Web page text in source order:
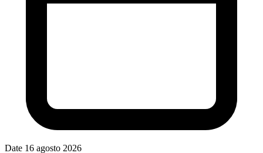
Date 16 agosto 2026